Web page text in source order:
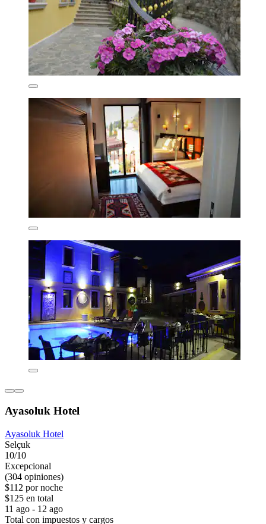
Ayasoluk Hotel
Ayasoluk Hotel
Selçuk
10/10
Excepcional
(304 opiniones)
$112 por noche
$125 en total
11 ago - 12 ago
Total con impuestos y cargos